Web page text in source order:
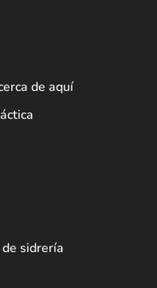
de aquí
sidrería